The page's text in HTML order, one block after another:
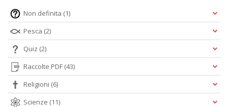
Non definita (1)
Pesca (2)
Quiz (2)
Raccolte PDF (43)
Religioni (6)
Scienze (11)